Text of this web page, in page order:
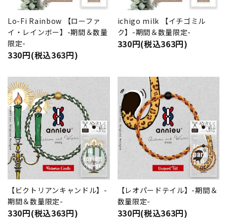
Lo-Fi Rainbow 【ローファ
イ・レインボー】-期間＆数量
限定-
330円(税込363円)
ichigo milk 【イチゴミル
ク】-期間＆数量限定-
330円(税込363円)
【ビクトリアンキャンドル】-
期間＆数量限定-
330円(税込363円)
【レオパードテイル】-期間＆
数量限定-
330円(税込363円)